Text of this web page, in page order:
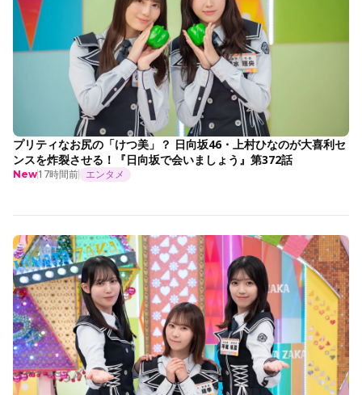
プリティなお尻の「けつ美」？ 日向坂46・上村ひなのが大喜利セ
ンスを炸裂させる！『日向坂で会いましょう』第372話
New17時間前 エンタメ